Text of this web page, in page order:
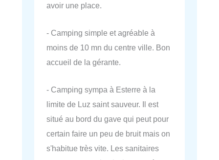
avoir une place.
- Camping simple et agréable à
moins de 10 mn du centre ville. Bon
accueil de la gérante.
- Camping sympa à Esterre à la
limite de Luz saint sauveur. Il est
situé au bord du gave qui peut pour
certain faire un peu de bruit mais on
s'habitue très vite. Les sanitaires